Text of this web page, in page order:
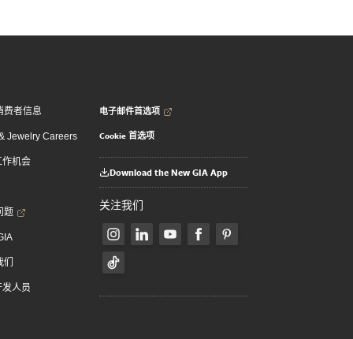
费者信息
Jewelry Careers
作机会
题
发人员
电子邮件首选项
Cookie 首选项
Download the New GIA App
关注我们